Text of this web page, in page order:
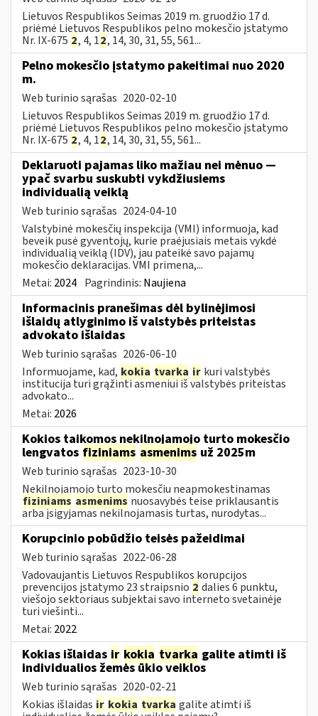
Lietuvos Respublikos Seimas 2019 m. gruodžio 17 d.
priėmė Lietuvos Respublikos pelno mokesčio įstatymo
Nr. IX-675 2, 4, 12, 14, 30, 31, 55, 561...
Pelno mokesčio įstatymo pakeitimai nuo 2020
m.
Web turinio sąrašas 2020-02-10
Lietuvos Respublikos Seimas 2019 m. gruodžio 17 d.
priėmė Lietuvos Respublikos pelno mokesčio įstatymo
Nr. IX-675 2, 4, 12, 14, 30, 31, 55, 561...
Deklaruoti pajamas liko mažiau nei mėnuo —
ypač svarbu suskubti vykdžiusiems
individualią veiklą
Web turinio sąrašas 2024-04-10
Valstybinė mokesčių inspekcija (VMI) informuoja, kad
beveik pusė gyventojų, kurie praėjusiais metais vykdė
individualią veiklą (IDV), jau pateikė savo pajamų
mokesčio deklaracijas. VMI primena,...
Metai: 2024 Pagrindinis: Naujiena
Informacinis pranešimas dėl bylinėjimosi
išlaidų atlyginimo iš valstybės priteistas
advokato išlaidas
Web turinio sąrašas 2026-06-10
Informuojame, kad, kokia tvarka ir kuri valstybės
institucija turi grąžinti asmeniui iš valstybės priteistas
advokato...
Metai: 2026
Kokios taikomos nekilnojamojo turto mokesčio
lengvatos fiziniams asmenims už 2025m
Web turinio sąrašas 2023-10-30
Nekilnojamojo turto mokesčiu neapmokestinamas
fiziniams asmenims nuosavybės teise priklausantis
arba įsigyjamas nekilnojamasis turtas, nurodytas...
Korupcinio pobūdžio teisės pažeidimai
Web turinio sąrašas 2022-06-28
Vadovaujantis Lietuvos Respublikos korupcijos
prevencijos įstatymo 23 straipsnio 2 dalies 6 punktu,
viešojo sektoriaus subjektai savo interneto svetainėje
turi viešinti...
Metai: 2022
Kokias išlaidas ir kokia tvarka galite atimti iš
individualios žemės ūkio veiklos
Web turinio sąrašas 2020-02-21
Kokias išlaidas ir kokia tvarka galite atimti iš